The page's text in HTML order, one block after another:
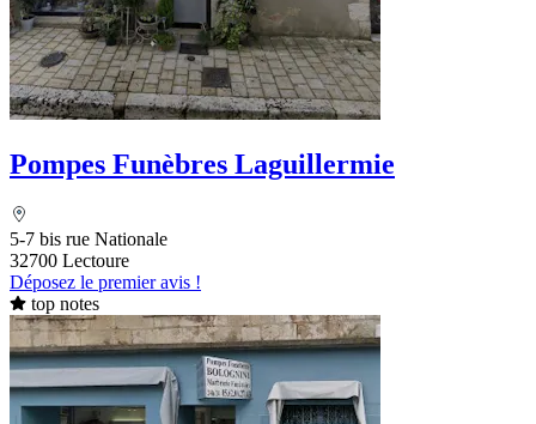
Pompes Funèbres Laguillermie
5-7 bis rue Nationale
32700 Lectoure
Déposez le premier avis !
top notes